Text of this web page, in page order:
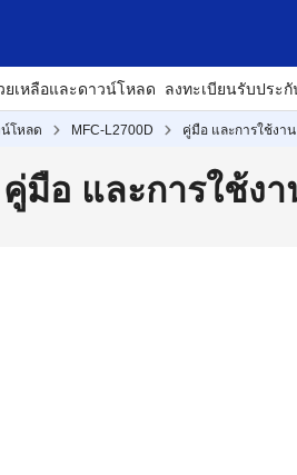
ยเหลือและดาวน์โหลด ลงทะเบียนรับประ
โหลด MFC-L2700D คู่มือ และการใช้งาน
มือ และการใช้งา